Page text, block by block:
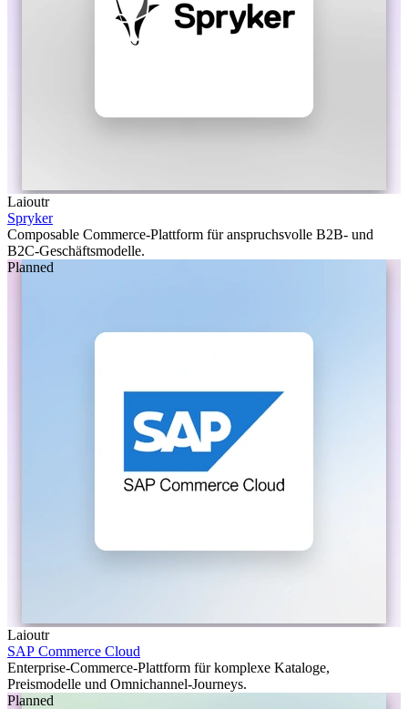
Laioutr
Spryker
Composable Commerce-Plattform für anspruchsvolle B2B- und
B2C-Geschäftsmodelle.
Planned
Laioutr
SAP Commerce Cloud
Enterprise-Commerce-Plattform für komplexe Kataloge,
Preismodelle und Omnichannel-Journeys.
Planned